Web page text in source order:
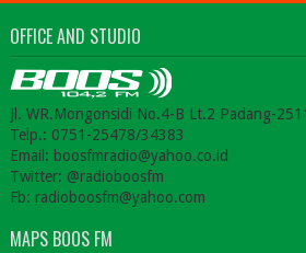
OFFICE AND STUDIO
Jl. WR.Mongonsidi No.4-B Lt.2 Padang-
Telp.: 0751-25478/34383
Email: boosfmradio@yahoo.co.id
Twitter: @radioboosfm
Fb: radioboosfm@yahoo.com
MAPS BOOS FM